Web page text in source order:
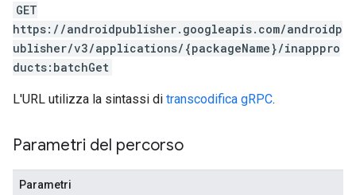
GET
https://androidpublisher.googleapis.com/androidp
ublisher/v3/applications/{packageName}/inapppro
ducts:batchGet
L'URL utilizza la sintassi di transcodifica gRPC.
Parametri del percorso
Parametri